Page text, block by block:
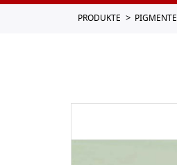
PRODUKTE PIGMENTE